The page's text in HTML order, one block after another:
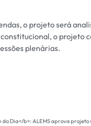
o projeto será
o projeto
plenárias.